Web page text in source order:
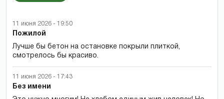
11 июня 2026 - 19:50
Пожилой
Лучше бы бетон на остановке покрыли плиткой,
смотрелось бы красиво.
11 июня 2026 - 17:43
Без имени